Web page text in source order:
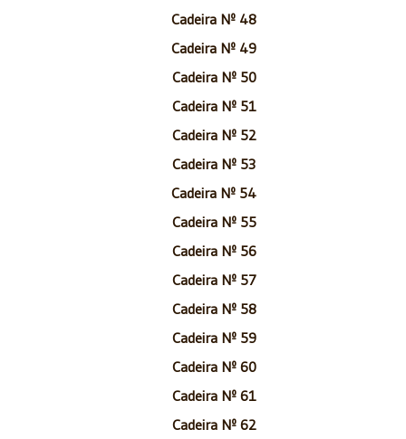
Cadeira Nº 48
Cadeira Nº 49
Cadeira Nº 50
Cadeira Nº 51
Cadeira Nº 52
Cadeira Nº 53
Cadeira Nº 54
Cadeira Nº 55
Cadeira Nº 56
Cadeira Nº 57
Cadeira Nº 58
Cadeira Nº 59
Cadeira Nº 60
Cadeira Nº 61
Cadeira Nº 62